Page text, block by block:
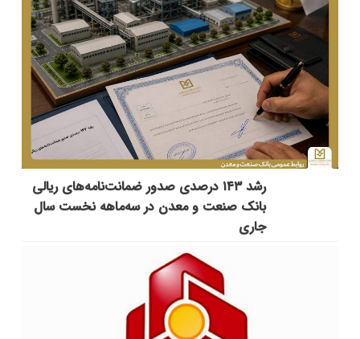
رشد ۱۴۳ درصدی صدور ضمانت‌نامه‌های ریالی
بانک صنعت و معدن در سه‌ماهه نخست سال
جاری